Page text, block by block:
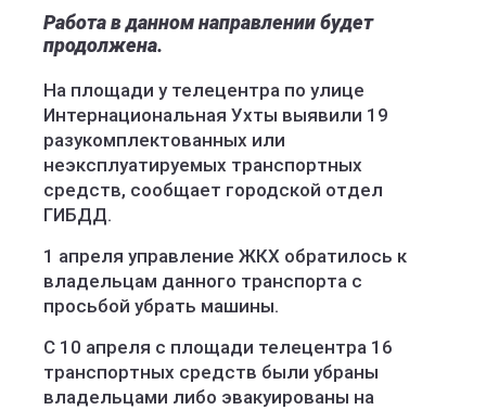
Работа в данном направлении будет
продолжена.
На площади у телецентра по улице
Интернациональная Ухты выявили 19
разукомплектованных или
неэксплуатируемых транспортных
средств, сообщает городской отдел
ГИБДД.
1 апреля управление ЖКХ обратилось к
владельцам данного транспорта с
просьбой убрать машины.
С 10 апреля с площади телецентра 16
транспортных средств были убраны
владельцами либо эвакуированы на